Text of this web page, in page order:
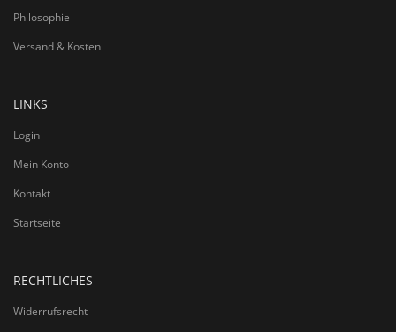
Philosophie
Versand & Kosten
LINKS
Login
Mein Konto
Kontakt
Startseite
RECHTLICHES
Widerrufsrecht